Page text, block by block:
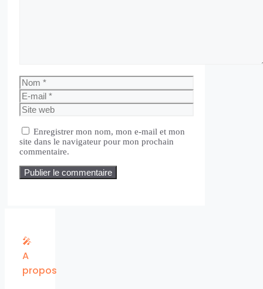
Nom
E-
mail
Site
web
Enregistrer mon nom, mon e-mail et mon
site dans le navigateur pour mon prochain
commentaire.
🎤
A
propos